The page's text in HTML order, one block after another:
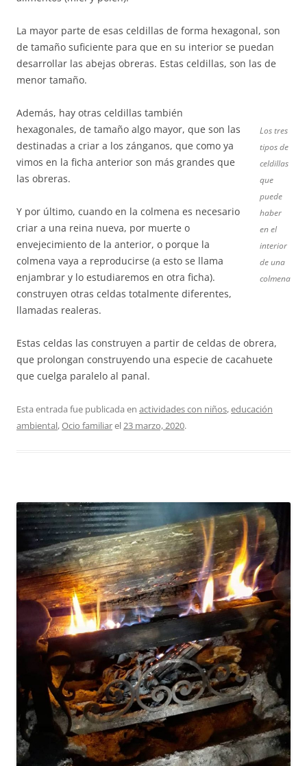
La mayor parte de esas celdillas de forma hexagonal, son
de tamaño suficiente para que en su interior se puedan
desarrollar las abejas obreras. Estas celdillas, son las de
menor tamaño.
Los tres
tipos de
celdillas
que
puede
haber
en el
interior
de una
colmena
Además, hay otras celdillas también
hexagonales, de tamaño algo mayor, que son las
destinadas a criar a los zánganos, que como ya
vimos en la ficha anterior son más grandes que
las obreras.
Y por último, cuando en la colmena es necesario
criar a una reina nueva, por muerte o
envejecimiento de la anterior, o porque la
colmena vaya a reproducirse (a esto se llama
enjambrar y lo estudiaremos en otra ficha).
construyen otras celdas totalmente diferentes,
llamadas realeras.
Estas celdas las construyen a partir de celdas de obrera,
que prolongan construyendo una especie de cacahuete
que cuelga paralelo al panal.
Esta entrada fue publicada en actividades con niños,educación
ambiental,Ocio familiarel23 marzo, 2020.